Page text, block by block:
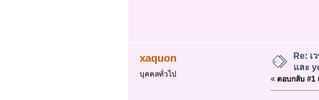
xaquon
บุคคลทั่วไป
Re: เ
และ
« ตอบกลับ #1